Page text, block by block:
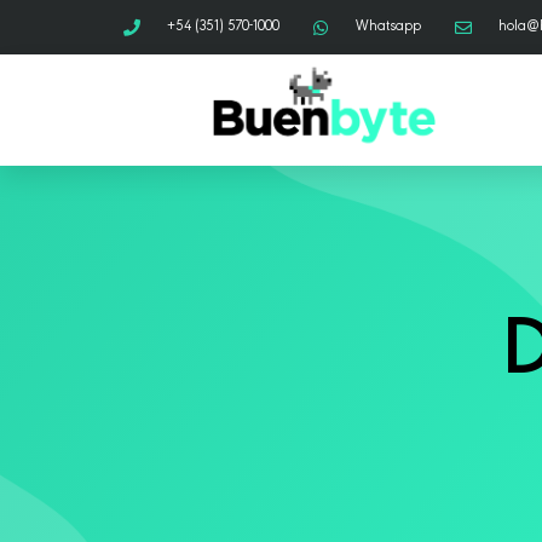
+54 (351) 570-1000 Whatsapp